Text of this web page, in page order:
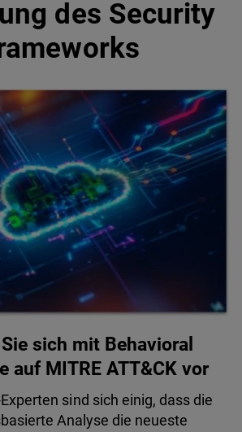
des Security
sich mit Behavioral
auf MITRE ATT&CK vor
sind sich einig, dass die
Analyse die neueste